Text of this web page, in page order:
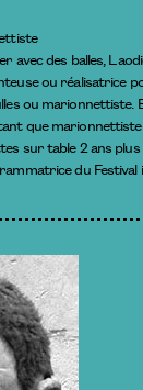
avec des balles,
ou réalisatrice
ou marionnettiste.
que
sur table 2 ans plus
du